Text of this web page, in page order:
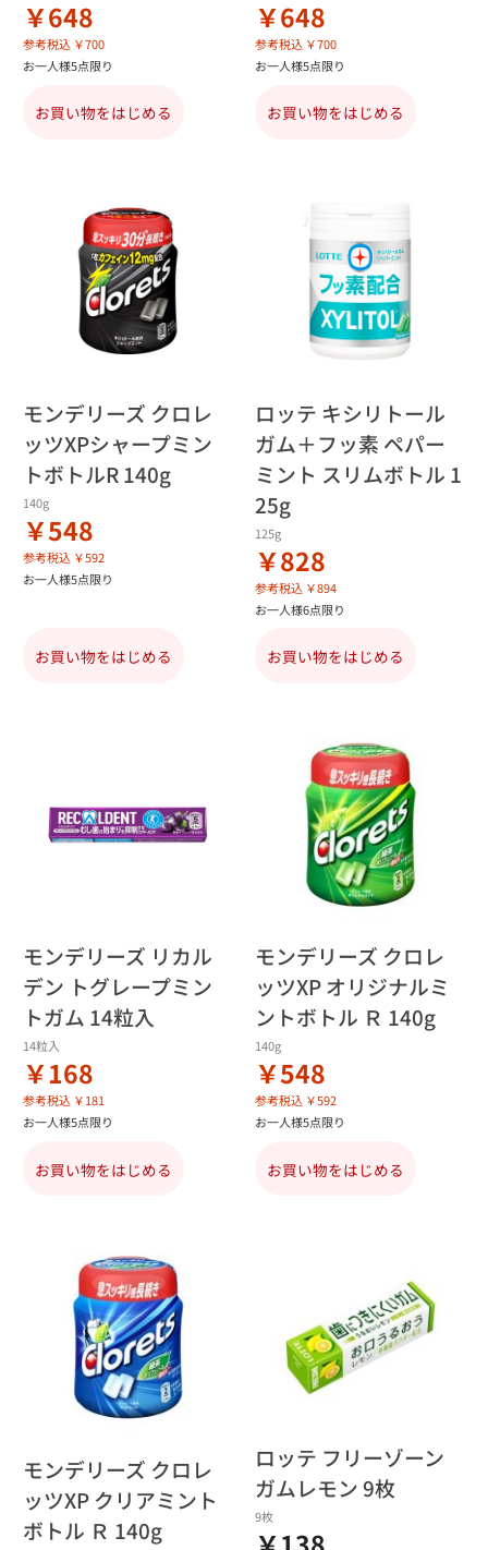
￥648
参考税込 ￥700
お一人様5点限り
お買い物をはじめる
￥648
参考税込 ￥700
お一人様5点限り
お買い物をはじめる
モンデリーズ クロレ
ッツXPシャープミン
トボトルR 140g
140g
￥548
参考税込 ￥592
お一人様5点限り
お買い物をはじめる
ロッテ キシリトール
ガム＋フッ素 ペパー
ミント スリムボトル 1
25g
125g
￥828
参考税込 ￥894
お一人様6点限り
お買い物をはじめる
モンデリーズ リカル
デン トグレープミン
トガム 14粒入
14粒入
￥168
参考税込 ￥181
お一人様5点限り
お買い物をはじめる
モンデリーズ クロレ
ッツXP オリジナルミ
ントボトル Ｒ 140g
140g
￥548
参考税込 ￥592
お一人様5点限り
お買い物をはじめる
モンデリーズ クロレ
ッツXP クリアミント
ボトル Ｒ 140g
ロッテ フリーゾーン
ガムレモン 9枚
9枚